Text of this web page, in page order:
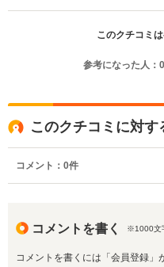
このクチコミ
参考になった人： 0
このクチコミに対す
コメント： 0件
コメントを書く ※1000文
コメントを書くには「会員登録」